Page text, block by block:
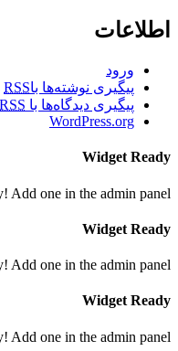
اطلاعات
ورود
پیگیری نوشته‌ها باRSS
پیگیری دیدگاه‌ها با RSS
WordPress.org
Widget Ready
Add one in the admin panel.
Widget Ready
Add one in the admin panel.
Widget Ready
Add one in the admin panel.